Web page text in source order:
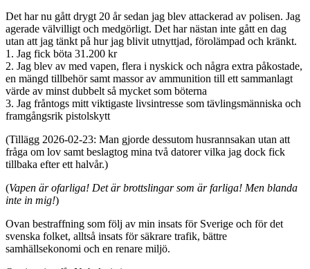
Det har nu gått drygt 20 år sedan jag blev attackerad av polisen. Jag
agerade välvilligt och medgörligt. Det har nästan inte gått en dag
utan att jag tänkt på hur jag blivit utnyttjad, förolämpad och kränkt.
1. Jag fick böta 31.200 kr
2. Jag blev av med vapen, flera i nyskick och några extra påkostade,
en mängd tillbehör samt massor av ammunition till ett sammanlagt
värde av minst dubbelt så mycket som böterna
3. Jag fråntogs mitt viktigaste livsintresse som tävlingsmänniska och
framgångsrik pistolskytt
(Tillägg 2026-02-23: Man gjorde dessutom husrannsakan utan att
fråga om lov samt beslagtog mina två datorer vilka jag dock fick
tillbaka efter ett halvår.)
(Vapen är ofarliga! Det är brottslingar som är farliga! Men blanda
inte in mig!)
Ovan bestraffning som följ av min insats för Sverige och för det
svenska folket, alltså insats för säkrare trafik, bättre
samhällsekonomi och en renare miljö.